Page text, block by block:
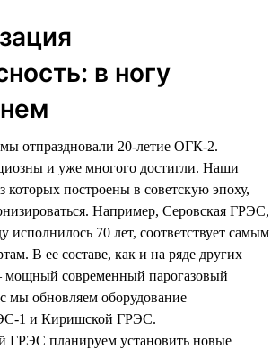
в ногу
отпраздновали 20-летие ОГК-2.
и уже многого достигли. Наши
которых построены в советскую эпоху,
Например, Серовская ГРЭС,
исполнилось 70 лет, соответствует самым
В ее составе, как и на ряде других
современный парогазовый
мы обновляем оборудование
1 и Киришской ГРЭС.
ГРЭС планируем установить новые